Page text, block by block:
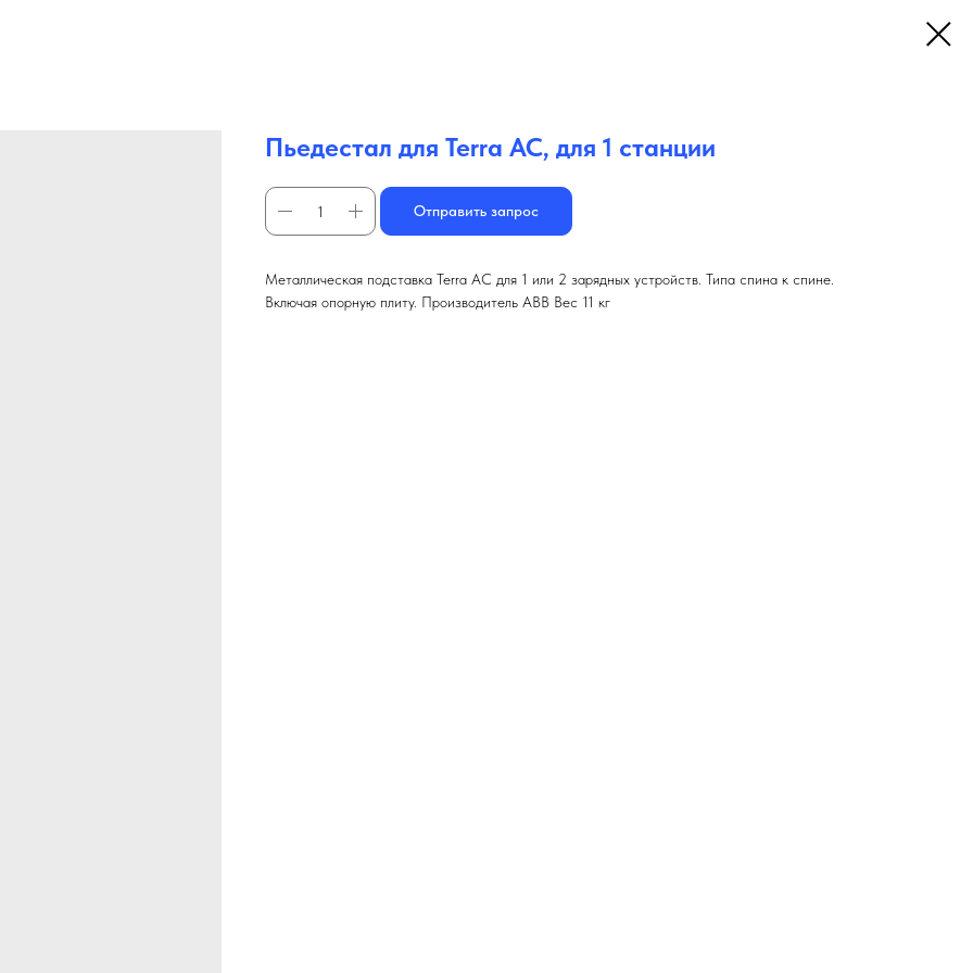
Пьедестал для Terra AC, для 1 станции
Отправить запрос
Металлическая подставка Terra AC для 1 или 2 зарядных устройств. Типа спина к спине.
Включая опорную плиту. Производитель ABB Вес 11 кг